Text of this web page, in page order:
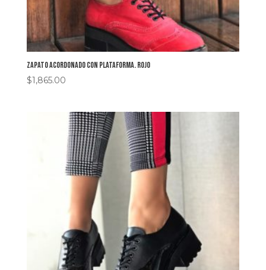
Zapato acordonado con plataforma. Rojo
$1,865.00